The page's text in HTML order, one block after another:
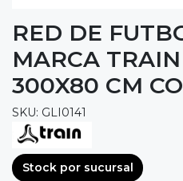
RED DE
MARCA
300X80 CM
SKU: GLI0141
Stock por sucursal